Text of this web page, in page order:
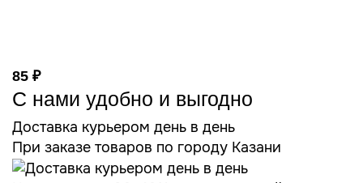
85 ₽
С нами удобно и выгодно
Доставка курьером день в день
При заказе товаров по городу Казани